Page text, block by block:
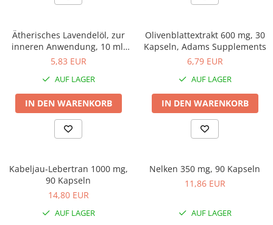
Ätherisches Lavendelöl, zur
inneren Anwendung, 10 ml,
Adams Supplements
5,83 EUR
AUF LAGER
IN DEN WARENKORB
Olivenblattextrakt 600 mg, 30
Kapseln, Adams Supplements
6,79 EUR
AUF LAGER
IN DEN WARENKORB
Kabeljau-Lebertran 1000 mg,
90 Kapseln
14,80 EUR
AUF LAGER
Nelken 350 mg, 90 Kapseln
11,86 EUR
AUF LAGER